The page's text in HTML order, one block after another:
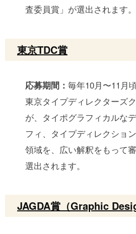
査委員賞」が選出されます。
東京TDC賞
応募期間： 毎年10月〜11月
東京タイプディレクターズ
が、タイポグラフィカルな
フィ、タイプディレクショ
領域を、広い解釈をもって
選出されます。
JAGDA賞（Graphic